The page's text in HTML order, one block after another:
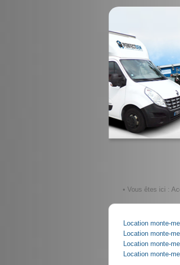
• Vous êtes ici :
Location monte-
Location monte-
Location monte-
Location monte-